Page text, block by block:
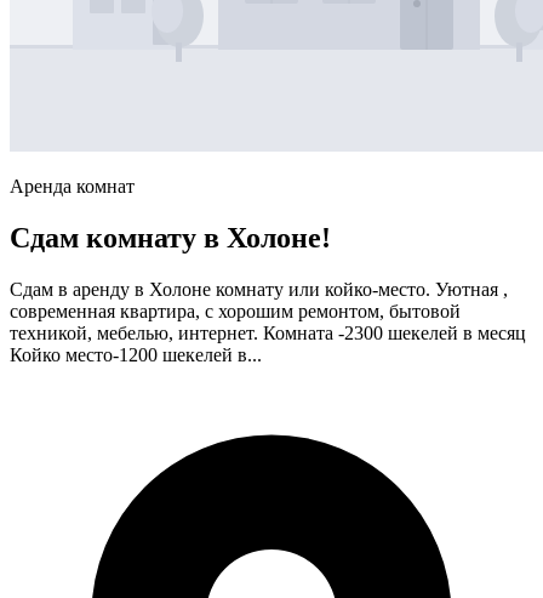
Аренда комнат
Сдам комнату в Холоне!
Сдам в аренду в Холоне комнату или койко-место. Уютная ,
современная квартира, с хорошим ремонтом, бытовой
техникой, мебелью, интернет. Комната -2300 шекелей в месяц
Койко место-1200 шекелей в...